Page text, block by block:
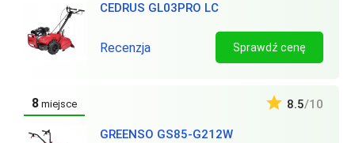
CEDRUS GL03PRO LC
Recenzja Sprawdź cenę
8 miejsce
GREENSO GS85-G212W
8.5/10